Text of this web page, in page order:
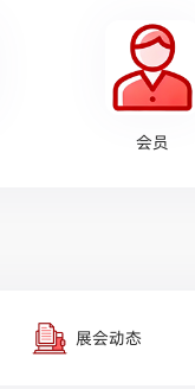
会员
展会动态